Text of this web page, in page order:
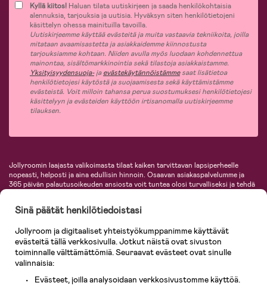
Kyllä kiitos! Haluan tilata uutiskirjeen ja saada henkilökohtaisia
alennuksia, tarjouksia ja uutisia. Hyväksyn siten henkilötietojeni
käsittelyn ohessa mainituilla tavoilla.
Uutiskirjeemme käyttää evästeitä ja muita vastaavia tekniikoita, joilla
mitataan avaamisastetta ja asiakkaidemme kiinnostusta
tarjouksiamme kohtaan. Niiden avulla myös luodaan kohdennettua
mainontaa, sisältömarkkinointia sekä tilastoja asiakkaistamme.
Yksityisyydensuoja-jaevästekäytännöistämmesaat lisätietoa
henkilötietojesi käytöstä ja suojaamisesta sekä käyttämistämme
evästeistä. Voit milloin tahansa perua suostumuksesi henkilötietojesi
käsittelyyn ja evästeiden käyttöön irtisanomalla uutiskirjeemme
tilauksen.
Jollyroomin laajasta valikoimasta tilaat kaiken tarvittavan lapsiperheelle
nopeasti, helposti ja aina edullisin hinnoin. Osaavan asiakaspalvelumme ja
365 päivän palautusoikeuden ansiosta voit tuntea olosi turvalliseksi ja tehdä
lastentarvikkeita sekä paljon muuta. Meiltä löydät lukuisia tunnettuja
KidKraft, Ergobaby, Philips Avent, Neonate, Cybex, LEGO ja monia muita!
Tervetuloa shoppailemaan Pohjoismaiden suurimpaan lastentarvikkeiden
verkkokauppaan!
Sinä päätät henkilötiedoistasi
Jollyroom ja digitaaliset yhteistyökumppanimme käyttävät
evästeitä tällä verkkosivulla. Jotkut näistä ovat sivuston
toiminnalle välttämättömiä. Seuraavat evästeet ovat sinulle
valinnaisia:
Evästeet, joilla analysoidaan verkkosivustomme käyttöä.